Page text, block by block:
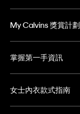
My Calvins 獎賞計劃
掌握第一手資訊
女士內衣款式指南